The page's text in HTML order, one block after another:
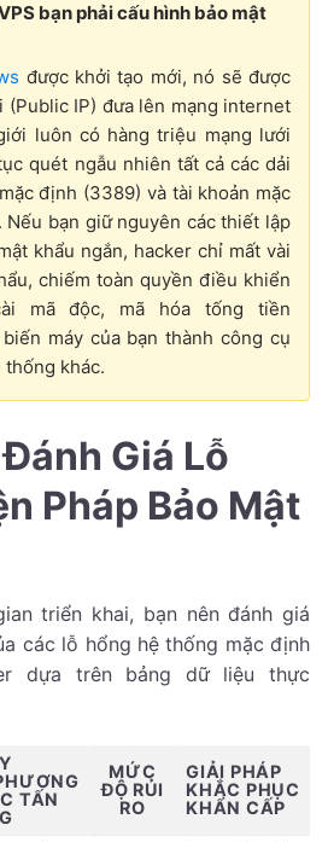
bạn phải cấu hình bảo mật
được khởi tạo mới, nó sẽ được
(Public IP) đưa lên mạng internet
luôn có hàng triệu mạng lưới
quét ngẫu nhiên tất cả các dải
định (3389) và tài khoản mặc
bạn giữ nguyên các thiết lập
khẩu ngắn, hacker chỉ mất vài
chiếm toàn quyền điều khiển
mã độc, mã hóa tống tiền
máy của bạn thành công cụ
khác.
Giá Lỗ
Pháp Bảo Mật
triển khai, bạn nên đánh giá
các lỗ hổng hệ thống mặc định
dựa trên bảng dữ liệu thực
TẤN
MỨC
ĐỘ RỦI
RO
GIẢI PHÁP
KHẮC PHỤC
KHẨN CẤP